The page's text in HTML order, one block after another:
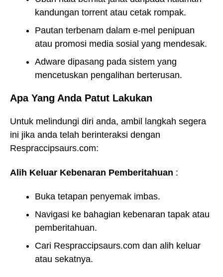
kandungan torrent atau cetak rompak.
Pautan terbenam dalam e-mel penipuan
atau promosi media sosial yang mendesak.
Adware dipasang pada sistem yang
mencetuskan pengalihan berterusan.
Apa Yang Anda Patut Lakukan
Untuk melindungi diri anda, ambil langkah segera
ini jika anda telah berinteraksi dengan
Respraccipsaurs.com:
Alih Keluar Kebenaran Pemberitahuan :
Buka tetapan penyemak imbas.
Navigasi ke bahagian kebenaran tapak atau
pemberitahuan.
Cari Respraccipsaurs.com dan alih keluar
atau sekatnya.